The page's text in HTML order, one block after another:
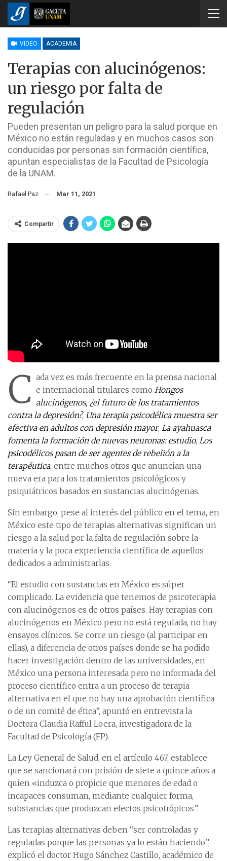
VIDEO ACADEMIA
Terapias con alucinógenos:
un riesgo por falta de
regulación
Pueden presentan un peligro para la salud porque en
México no están reguladas y en muchos casos son
conducidas por personas sin formación científica,
apuntan especialistas de la Facultad de Psicología
de la UNAM.
Rafael Paz Mar 11, 2021
Compartir
C ada vez es más frecuente en la prensa nacional
e internacional titulares como Hongos
alucinógenos, ¿el futuro de los tratamientos
contra la depresión?, Una terapia psicodélica muestra ser
efectiva en adultos con depresión mayor, La ayahuasca
fomenta la formación de nuevas neuronas: estudio, Los
psicodélicos pasan de ser agentes de rebelión a la
terapéutica, entre muchos otros que anuncian una
nueva era para los tratamientos psicológicos y
psiquiátricos basados en sustancias alucinógenas.
Sin embargo, pese al interés del público en el tema, en
México este tipo de terapias alternativas significan un
riesgo a la salud por la falta de regulación sobre la
materia y la poca experiencia científica de aquellos
dedicados a administrarlas.
“El estudio con sustancias en México es súper
complicado. La evidencia que tenemos de psicoterapia
con alucinógenos es de otros países. Hay terapias con
alucinógenos en México pero no está regulada, no hay
ensayos clínicos. Se corre un riesgo (al participar en
ellas), a diferencia de otros países donde se ha podido
hacer investigación dentro de las universidades, en
México una persona interesada pero no informada del
proceso científico entra a un proceso de terapia
alternativa en el que no hay una aprobación científica
o de un comité de ética”, apuntó en entrevista la
Doctora Claudia Rafful Loera, investigadora de la
Facultad de Psicología (FP).
La Ley General de Salud, en el artículo 467, establece
que se sancionará con prisión de siete a quince años a
quien «induzca o propicie que menores de edad o
incapaces consuman, mediante cualquier forma,
substancias que produzcan efectos psicotrópicos”.
Las terapias alternativas deben “ser controladas y
reguladas porque las personas ya lo están haciendo”,
explicó el doctor Hugo Sánchez Castillo, académico de